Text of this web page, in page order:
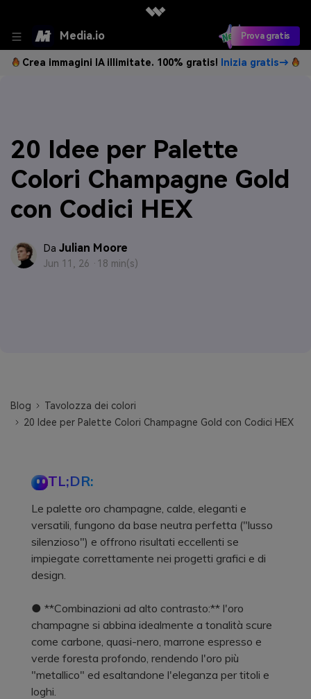
Media.io Prova gratis
Crea immagini IA illimitate. 100% gratis! Inizia gratis→
20 Idee per Palette
Colori Champagne Gold
con Codici HEX
Da Julian Moore
Jun 11, 26 · 18 min(s)
Blog
Tavolozza dei colori
20 Idee per Palette Colori Champagne Gold con Codici HEX
TL;DR:
Le palette oro champagne, calde, eleganti e
versatili, fungono da base neutra perfetta ("lusso
silenzioso") e offrono risultati eccellenti se
impiegate correttamente nei progetti grafici e di
design.
● **Combinazioni ad alto contrasto:** l'oro
champagne si abbina idealmente a tonalità scure
come carbone, quasi-nero, marrone espresso e
verde foresta profondo, rendendo l'oro più
"metallico" ed esaltandone l'eleganza per titoli e
loghi.